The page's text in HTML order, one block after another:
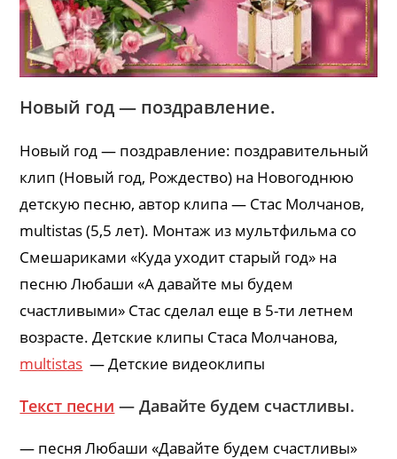
Новый год — поздравление.
Новый год — поздравление: поздравительный
клип (Новый год, Рождество) на Новогоднюю
детскую песню, автор клипа — Стас Молчанов,
multistas (5,5 лет). Монтаж из мультфильма со
Смешариками «Куда уходит старый год» на
песню Любаши «А давайте мы будем
счастливыми» Стас сделал еще в 5-ти летнем
возрасте. Детские клипы Стаса Молчанова,
multistas — Детские видеоклипы
Текст песни — Давайте будем счастливы.
— песня Любаши «Давайте будем счастливы»